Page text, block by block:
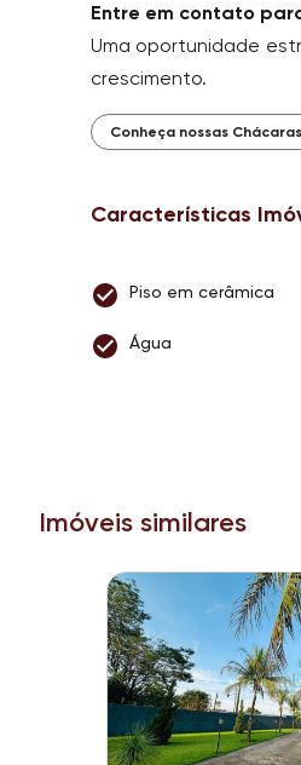
Entre em contato
Uma oportunidade
crescimento.
Conheça nossas Chácaras
Características
Piso em cerâmica
Água
Imóveis similares